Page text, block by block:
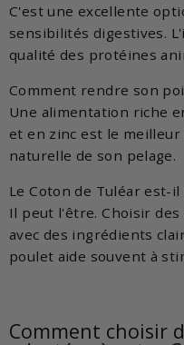
C'est une excellente
sensibilités digestives.
qualité des protéines
Comment rendre son
Une alimentation riche
et en zinc est le
naturelle de son pelage.
Le Coton de Tuléar est-
Il peut l'être. Choisir
avec des ingrédients
poulet aide souvent à
Comment choisir